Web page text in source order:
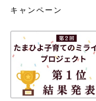
と我慢しているという人
こはおかあさんの大切な
す。
大好きなおとうさん、お
ということを理解するき
なと思ったときは嫌だと
ら。
キャンペーン